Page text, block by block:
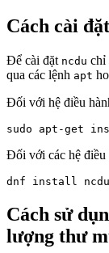
Cách cài
Để cài đặt ncdu chỉ
qua các lệnh apt
Đối với hệ điều
sudo apt-get
Đối với các hệ
dnf install ncdu
Cách sử
lượng thư